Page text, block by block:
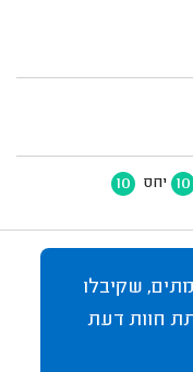
10 יחס 10
שקיבלו
חוות דעת